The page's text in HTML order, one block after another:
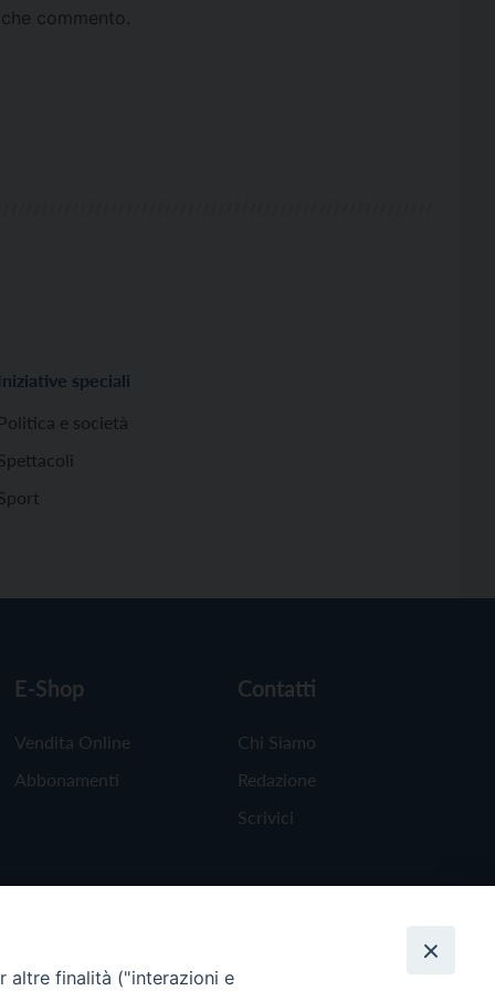
commento.
Iniziative speciali
Politica e società
E-Shop
Vendita Online
Abbonamenti
Contatti
Chi Siamo
Redazione
Scrivici
altre finalità ("interazioni e